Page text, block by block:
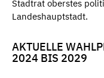
Stadtrat oberstes
Landeshauptstadt.
AKTUELLE
2024 BIS 2029